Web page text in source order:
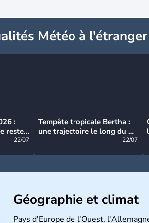
Météo à l'étranger
:
reste
22/07
Tempête tropicale Bertha :
une trajectoire le long du du
22/07
Géographie et climat
Pays d'Europe de l'Ouest,